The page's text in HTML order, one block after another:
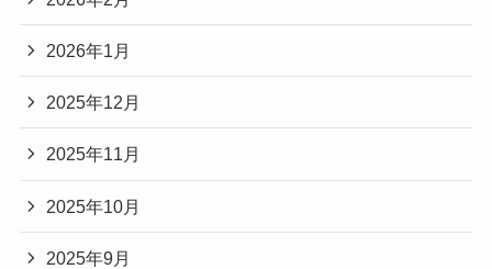
2026年1月
2025年12月
2025年11月
2025年10月
2025年9月